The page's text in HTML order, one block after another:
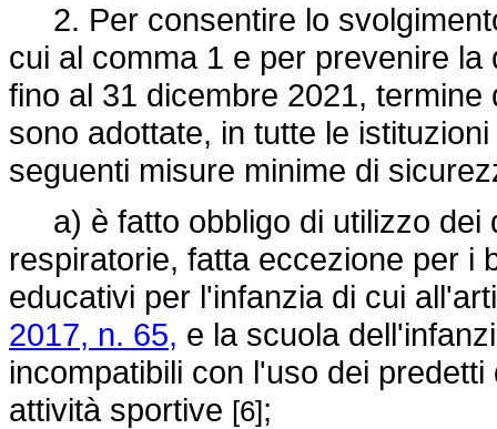
2. Per consentire lo
cui al comma 1 e per prevenire
fino al 31 dicembre 2021,
sono adottate, in tutte le
seguenti misure minime di
a) è fatto obbligo di utilizzo dei
respiratorie, fatta eccezione per i
educativi per l'infanzia di cui
2017, n. 65, e la scuola
incompatibili con l'uso dei
attività sportive [6];